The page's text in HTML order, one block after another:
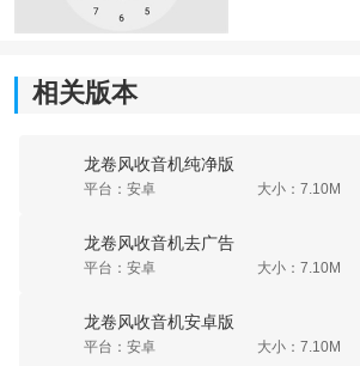
1、所有电台都是按照地区进行精确的
2、选择好喜欢的电台还能够进行定时
3、你可以在播放的时候进行录入自己
温馨可爱的播放过程。
相关版本
龙卷风收音机纯净版
平台：安卓 大小：7.10M
龙卷风收音机去广告
平台：安卓 大小：7.10M
龙卷风收音机安卓版
平台：安卓 大小：7.10M